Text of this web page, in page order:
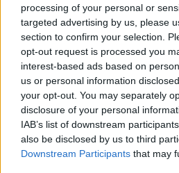
processing of your personal or
targeted advertising by us, please
section to confirm your selection.
opt-out request is processed you
interest-based ads based on
us or personal information
your opt-out. You may separately
disclosure of your personal
IAB’s list of downstream
also be disclosed by us to third
Downstream Participants that may
Aukció helye: https://
Tételszám: 101
Eladó adatai
Cím:
Amor